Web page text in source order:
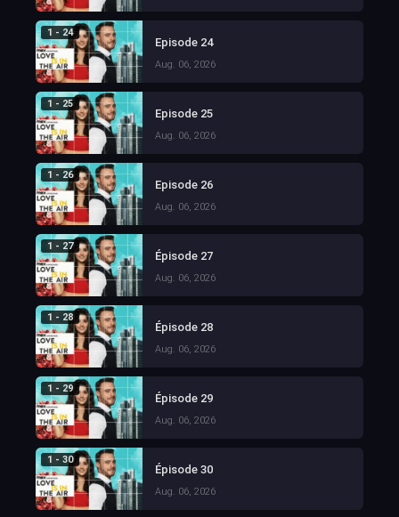
1 - 24
Episode 24
Aug. 06, 2026
1 - 25
Episode 25
Aug. 06, 2026
1 - 26
Episode 26
Aug. 06, 2026
1 - 27
Épisode 27
Aug. 06, 2026
1 - 28
Épisode 28
Aug. 06, 2026
1 - 29
Épisode 29
Aug. 06, 2026
1 - 30
Épisode 30
Aug. 06, 2026